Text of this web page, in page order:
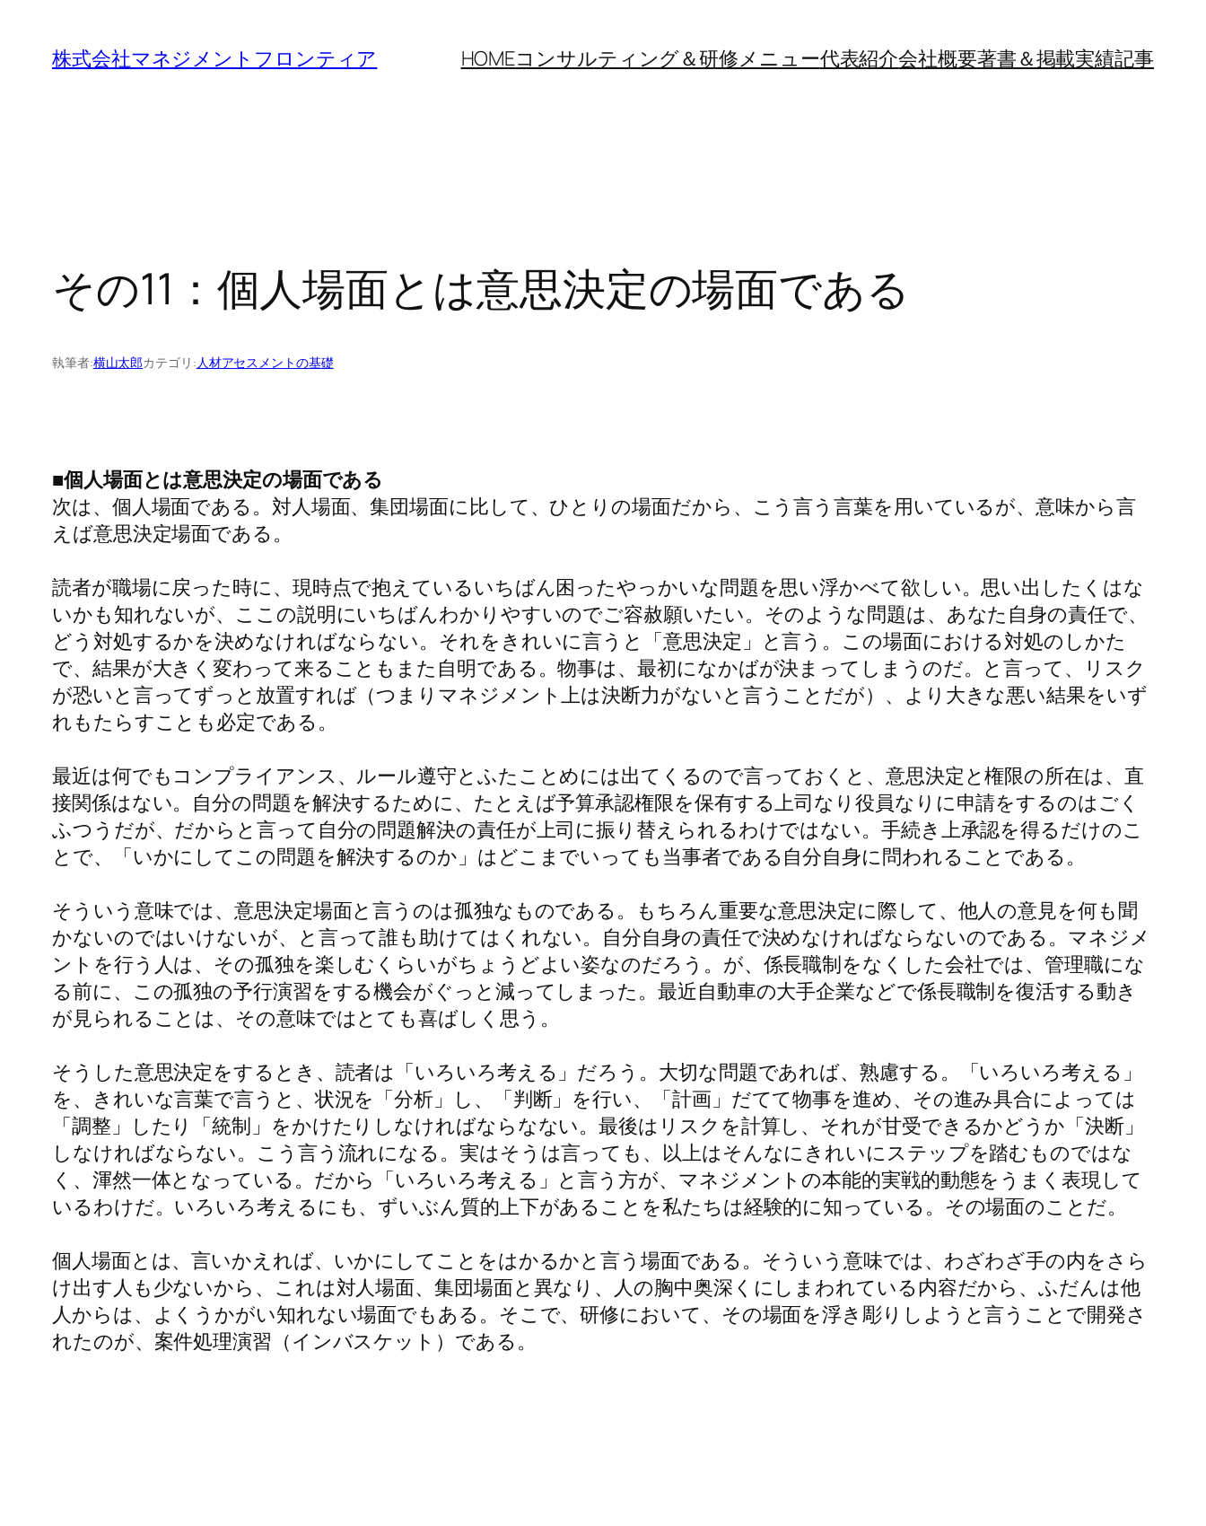
株式会社マネジメントフロンティア HOMEコンサルティング＆研修メニュー代表紹介会社概要著書＆掲載実績記事
その11：個人場面とは意思決定の場面である
執筆者:横山太郎カテゴリ:人材アセスメントの基礎
■個人場面とは意思決定の場面である
次は、個人場面である。対人場面、集団場面に比して、ひとりの場面だから、こう言う言葉を用いているが、意味から言
えば意思決定場面である。
読者が職場に戻った時に、現時点で抱えているいちばん困ったやっかいな問題を思い浮かべて欲しい。思い出したくはな
いかも知れないが、ここの説明にいちばんわかりやすいのでご容赦願いたい。そのような問題は、あなた自身の責任で、
どう対処するかを決めなければならない。それをきれいに言うと「意思決定」と言う。この場面における対処のしかた
で、結果が大きく変わって来ることもまた自明である。物事は、最初になかばが決まってしまうのだ。と言って、リスク
が恐いと言ってずっと放置すれば（つまりマネジメント上は決断力がないと言うことだが）、より大きな悪い結果をいず
れもたらすことも必定である。
最近は何でもコンプライアンス、ルール遵守とふたことめには出てくるので言っておくと、意思決定と権限の所在は、直
接関係はない。自分の問題を解決するために、たとえば予算承認権限を保有する上司なり役員なりに申請をするのはごく
ふつうだが、だからと言って自分の問題解決の責任が上司に振り替えられるわけではない。手続き上承認を得るだけのこ
とで、「いかにしてこの問題を解決するのか」はどこまでいっても当事者である自分自身に問われることである。
そういう意味では、意思決定場面と言うのは孤独なものである。もちろん重要な意思決定に際して、他人の意見を何も聞
かないのではいけないが、と言って誰も助けてはくれない。自分自身の責任で決めなければならないのである。マネジメ
ントを行う人は、その孤独を楽しむくらいがちょうどよい姿なのだろう。が、係長職制をなくした会社では、管理職にな
る前に、この孤独の予行演習をする機会がぐっと減ってしまった。最近自動車の大手企業などで係長職制を復活する動き
が見られることは、その意味ではとても喜ばしく思う。
そうした意思決定をするとき、読者は「いろいろ考える」だろう。大切な問題であれば、熟慮する。「いろいろ考える」
を、きれいな言葉で言うと、状況を「分析」し、「判断」を行い、「計画」だてて物事を進め、その進み具合によっては
「調整」したり「統制」をかけたりしなければならなない。最後はリスクを計算し、それが甘受できるかどうか「決断」
しなければならない。こう言う流れになる。実はそうは言っても、以上はそんなにきれいにステップを踏むものではな
く、渾然一体となっている。だから「いろいろ考える」と言う方が、マネジメントの本能的実戦的動態をうまく表現して
いるわけだ。いろいろ考えるにも、ずいぶん質的上下があることを私たちは経験的に知っている。その場面のことだ。
個人場面とは、言いかえれば、いかにしてことをはかるかと言う場面である。そういう意味では、わざわざ手の内をさら
け出す人も少ないから、これは対人場面、集団場面と異なり、人の胸中奥深くにしまわれている内容だから、ふだんは他
人からは、よくうかがい知れない場面でもある。そこで、研修において、その場面を浮き彫りしようと言うことで開発さ
れたのが、案件処理演習（インバスケット）である。